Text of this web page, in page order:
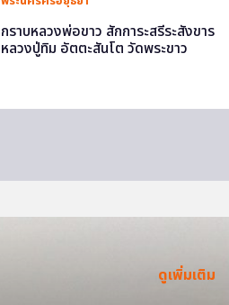
กราบหลวงพ่อขาว สักการะสรีระสังขาร
หลวงปู่ทิม อัตตะสันโต วัดพระขาว
ดูเพิ่มเติม